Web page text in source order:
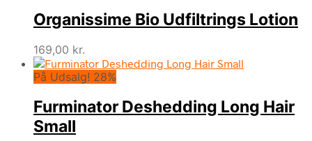
var:
169,00 kr..
er:
119,00 kr..
Organissime Bio Udfiltrings Lotion
169,00 kr.
På Udsalg! 28%
Furminator Deshedding Long Hair
Small